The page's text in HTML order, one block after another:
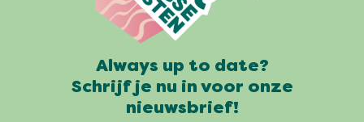
Always up to date?
Schrijf je nu in voor onze
nieuwsbrief!